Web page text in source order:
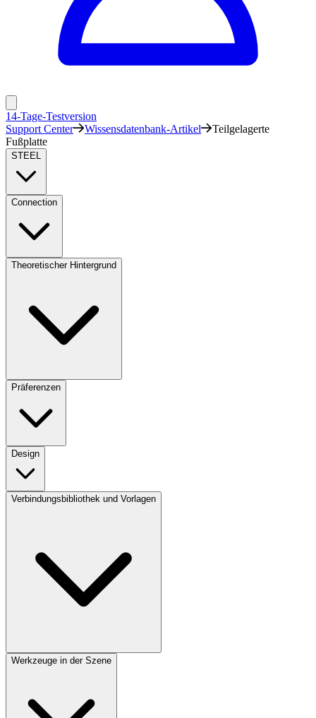
14-Tage-Testversion
Support Center
Wissensdatenbank-Artikel
Teilgelagerte
Fußplatte
STEEL
Connection
Theoretischer Hintergrund
Präferenzen
Design
Verbindungsbibliothek und Vorlagen
Werkzeuge in der Szene